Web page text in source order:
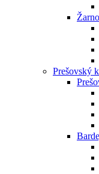
Prešovský